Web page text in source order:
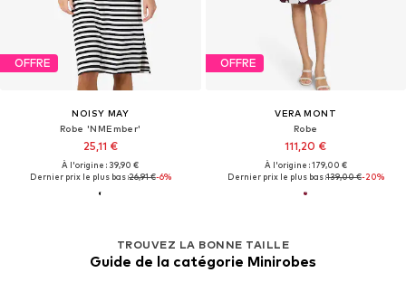
OFFRE
NOISY MAY
Robe 'NMEmber'
25,11 €
À l'origine : 39,90 €
Dernier prix le plus bas :26,91 €-6%
OFFRE
VERA MONT
Robe
111,20 €
À l'origine : 179,00 €
Dernier prix le plus bas :139,00 €-20%
TROUVEZ LA BONNE TAILLE
Guide de la catégorie Minirobes